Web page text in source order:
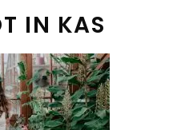
IN KAS